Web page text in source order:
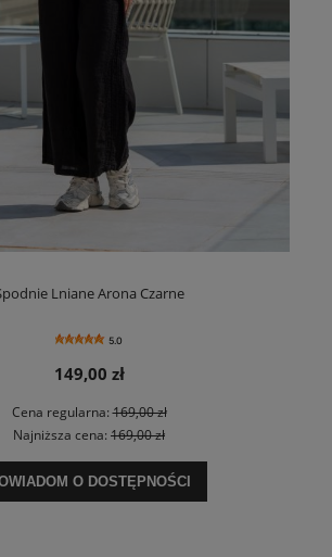
Lniane Arona Czarne
5.0
149,00 zł
Cena regularna:169,00 zł
Najniższa cena: 169,00 zł
O DOSTĘPNOŚCI